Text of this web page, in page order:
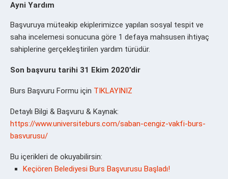
Ayni Yardım
Başvuruya müteakip ekiplerimizce yapılan sosyal tespit ve
saha incelemesi sonucuna göre 1 defaya mahsusen ihtiyaç
sahiplerine gerçekleştirilen yardım türüdür.
Son başvuru tarihi 31 Ekim 2020’dir
Burs Başvuru Formu için TIKLAYINIZ
Detaylı Bilgi & Başvuru & Kaynak:
https://www.universiteburs.com/saban-cengiz-vakfi-burs-
basvurusu/
Bu içerikleri de okuyabilirsin:
Keçiören Belediyesi Burs Başvurusu Başladı!